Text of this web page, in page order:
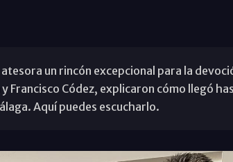
un rincón excepcional para la
Francisco Códez, explicaron cómo llegó
Aquí puedes escucharlo.